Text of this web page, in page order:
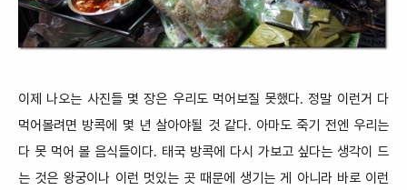
이제 나오는 사진들 몇 장은 우리도 먹어보질 못했다. 정말 이런거 다
먹어볼려면 방콕에 몇 년 살아야될 것 같다. 아마도 죽기 전엔 우리는
다 못 먹어 볼 음식들이다. 태국 방콕에 다시 가보고 싶다는 생각이 드
는 것은 왕궁이나 이런 멋있는 곳 때문에 생기는게 아니라 바로 이런